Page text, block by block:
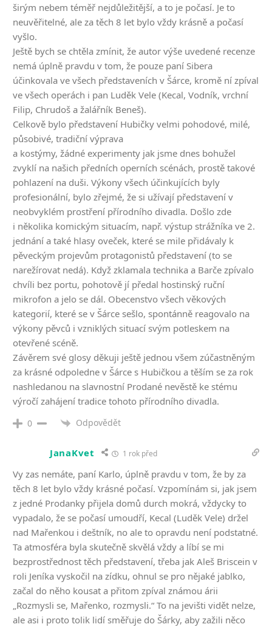
širým nebem téměř nejdůležitější, a to je počasí. Je to
neuvěřitelné, ale za těch 8 let bylo vždy krásně a počasí
vyšlo.
Ještě bych se chtěla zmínit, že autor výše uvedené recenze
nemá úplně pravdu v tom, že pouze paní Sibera
účinkovala ve všech představeních v Šárce, kromě ní zpíval
ve všech operách i pan Luděk Vele (Kecal, Vodník, vrchní
Filip, Chrudoš a žalářník Beneš).
Celkově bylo představení Hubičky velmi pohodové, milé,
působivé, tradiční výprava
a kostýmy, žádné experimenty jak jsme dnes bohužel
zvyklí na našich předních operních scénách, prostě takové
pohlazení na duši. Výkony všech účinkujících byly
profesionální, bylo zřejmé, že si užívají představení v
neobvyklém prostření přírodního divadla. Došlo zde
i několika komickým situacím, např. výstup strážníka ve 2.
jednání a také hlasy oveček, které se mile přidávaly k
pěveckým projevům protagonistů představení (to se
narežírovat nedá). Když zklamala technika a Barče zpívalo
chvíli bez portu, pohotově jí předal hostinský ruční
mikrofon a jelo se dál. Obecenstvo všech věkových
kategorií, které se v Šárce sešlo, spontánně reagovalo na
výkony pěvců i vzniklých situací svým potleskem na
otevřené scéně.
Závěrem své glosy děkuji ještě jednou všem zúčastněným
za krásné odpoledne v Šárce s Hubičkou a těším se za rok
nashledanou na slavnostní Prodané nevěstě ke stému
výročí zahájení tradice tohoto přírodního divadla.
0 Odpovědět
JanaKvet 1 rok před
Vy zas nemáte, paní Karlo, úplně pravdu v tom, že by za
těch 8 let bylo vždy krásné počasí. Vzpomínám si, jak jsem
z jedné Prodanky přijela domů durch mokrá, vždycky to
vypadalo, že se počasí umoudří, Kecal (Luděk Vele) držel
nad Mařenkou i deštník, no ale to opravdu není podstatné.
Ta atmosféra byla skutečně skvělá vždy a líbí se mi
bezprostřednost těch představení, třeba jak Aleš Briscein v
roli Jeníka vyskočil na zídku, ohnul se pro nějaké jablko,
začal do něho kousat a přitom zpíval známou árii
„Rozmysli se, Mařenko, rozmysli.“ To na jevišti vidět nelze,
ale asi i proto tolik lidí směřuje do Šárky, aby zažili něco